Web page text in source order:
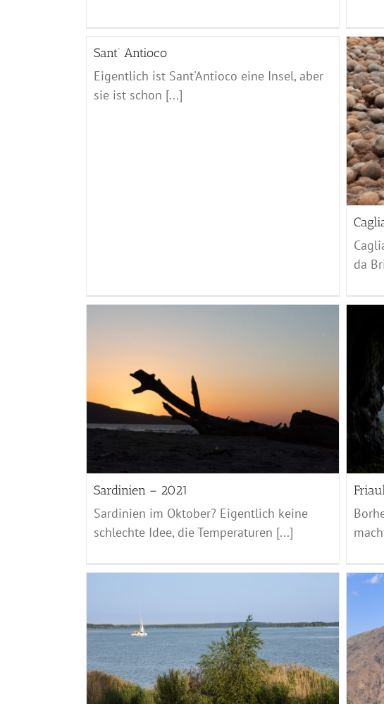
Sant‘ Antioco
Eigentlich ist Sant'Antioco eine Insel, aber
sie ist schon [...]
da
Sardinien – 2021
Sardinien im Oktober? Eigentlich keine
schlechte Idee, die Temperaturen [...]
Friaul Julisch Venetien – 2021
Friaul Julisch Venetien - 2021
Tizi’n Test – Imlil
Marocco - 2017